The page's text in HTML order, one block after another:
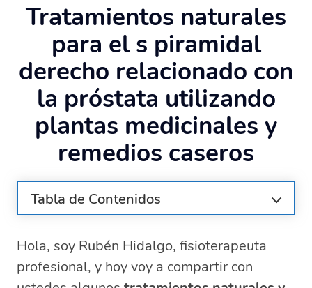
Tratamientos naturales
para el s piramidal
derecho relacionado con
la próstata utilizando
plantas medicinales y
remedios caseros
Tabla de Contenidos
Remedios naturales para la próstata
Plantas medicinales efectivas para el
síndrome piramidal
Hola, soy Rubén Hidalgo, fisioterapeuta
profesional, y hoy voy a compartir con